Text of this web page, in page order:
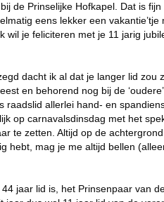
de Prinselijke Hofkapel. Dat is
eens lekker een
je feliciteren met je 11 jarig
dacht ik al dat je langer lid
en behorend nog bij de
raadslid allerlei hand- en
op carnavalsdinsdag met het
te zetten. Altijd op de
hebt, mag je me altijd bellen
jaar lid is, het Prinsenpaar van